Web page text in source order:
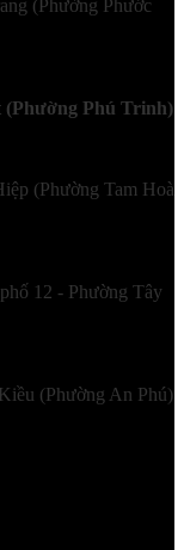
(Phường Phước
(Phường Phú Trinh)
(Phường Tam Hoà
12 - Phường Tây
(Phường An Phú)